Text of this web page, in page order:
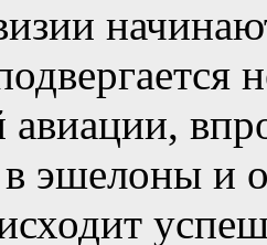
авиации,
эшелоны и